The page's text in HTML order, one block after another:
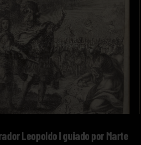
Leopoldo I guiado por Marte